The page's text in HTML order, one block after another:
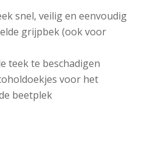
snel, veilig en eenvoudig
grijpbek (ook voor
teek te beschadigen
voor het
beetplek